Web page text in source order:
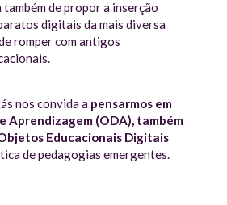
de propor a inserção
digitais da mais diversa
romper com antigos
nos convida a pensarmos em
Aprendizagem (ODA), também
Educacionais Digitais
de pedagogias emergentes.